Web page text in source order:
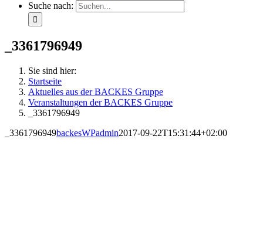
Suche nach:
_3361796949
Sie sind hier:
Startseite
Aktuelles aus der BACKES Gruppe
Veranstaltungen der BACKES Gruppe
_3361796949
_3361796949backesWPadmin2017-09-22T15:31:44+02:00